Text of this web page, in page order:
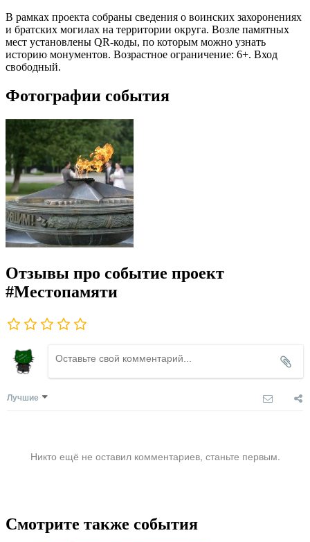
В рамках проекта собраны сведения о воинских захоронениях
и братских могилах на территории округа. Возле памятных
мест установлены QR-коды, по которым можно узнать
историю монументов. Возрастное ограничение: 6+. Вход
свободный.
Фотографии события
Отзывы про событие проект
#Местопамяти
Лучшие
Никто ещё не оставил комментариев, станьте первым.
Смотрите также события